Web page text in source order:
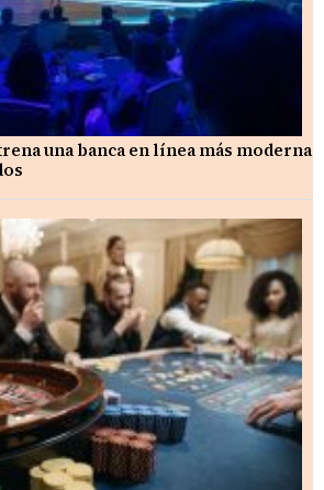
una banca en línea más moderna